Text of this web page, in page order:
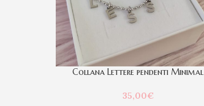
Collana Lettere pendenti Minimal
35,00€